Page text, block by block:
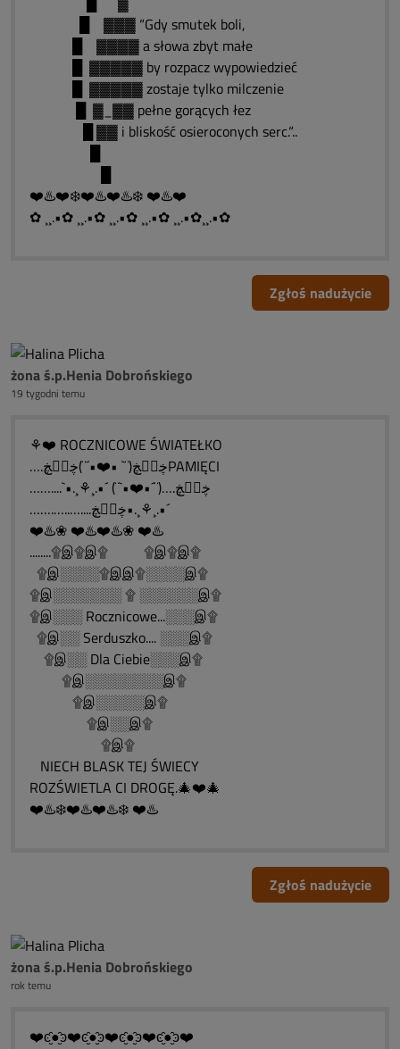
█ ▓▓▓ “Gdy smutek boli,
█ ▓▓▓▓ a słowa zbyt małe
█ ▓▓▓▓▓ by rozpacz wypowiedzieć
█ ▓▓▓▓▓ zostaje tylko milczenie
█ ▓_▓▓ pełne gorących łez
█ ▓▓ i bliskość osieroconych serc.“..
❤️♨️❤️❄️❤️♨️❤️♨️❄️ ❤️♨️❤️
✿ ¸¸.•✿ ¸¸.•✿ ¸¸.•✿ ¸¸.•✿ ¸¸.•✿¸¸.•✿
Zgłoś nadużycie
żona ś.p.Henia Dobrońskiego
19 tygodni temu
⚘❤️ ROCZNICOWE ŚWIATEŁKO
….ڿڰۣڿ(¨` •❤️•´¨)ڿڰۣڿPAMIĘCI
……....`•.¸⚘¸.•´ (¨`•❤️•´¨)….ڿڰۣڿ
…….…..…....ڿڰۣڿ•.¸⚘¸.•´
❤️♨️❀ ❤️♨️❤️♨️❀ ❤️♨️
........۩இ۩இ۩ ۩இ۩இ۩
۩இ░░░░۩இஇ۩░░░░இ۩
۩இ░░░░░░░ ۩ ░░░░░░இ۩
۩இ░░░ Rocznicowe...░░░இ۩
۩இ░░ Serduszko.... ░░░இ۩
۩இ░░ Dla Ciebie░░░இ۩
۩இ░░░░░░░░இ۩
۩இ░░░░░இ۩
۩இ░░இ۩
۩இ۩
NIECH BLASK TEJ ŚWIECY
ROZŚWIETLA CI DROGĘ.🎄❤️🎄
❤️♨️❄️❤️♨️❤️♨️❄️ ❤️♨️
Zgłoś nadużycie
żona ś.p.Henia Dobrońskiego
rok temu
❤️ͼ̮̑●̮̑ͽ❤️ͼ̮̑●̮̑ͽ❤️ͼ̮̑●̮̑ͽ❤️ͼ̮̑●̮̑ͽ❤️